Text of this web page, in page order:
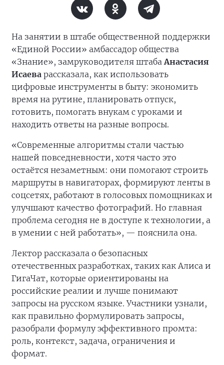
На занятии в штабе общественной поддержки
«Единой России» амбассадор общества
«Знание», замруководителя штабаАнастасия
Исаева рассказала, как использовать
цифровые инструменты в быту: экономить
время на рутине, планировать отпуск,
готовить, помогать внукам с уроками и
находить ответы на разные вопросы.
«Современные алгоритмы стали частью
нашей повседневности, хотя часто это
остаётся незаметным: они помогают строить
маршруты в навигаторах, формируют ленты в
соцсетях, работают в голосовых помощниках и
улучшают качество фотографий. Но главная
проблема сегодня не в доступе к технологии, а
в умении с ней работать», — пояснила она.
Лектор рассказала о безопасных
отечественных разработках, таких как Алиса и
ГигаЧат, которые ориентированы на
российские реалии и лучше понимают
запросы на русском языке. Участники узнали,
как правильно формулировать запросы,
разобрали формулу эффективного промта:
роль, контекст, задача, ограничения и
формат.